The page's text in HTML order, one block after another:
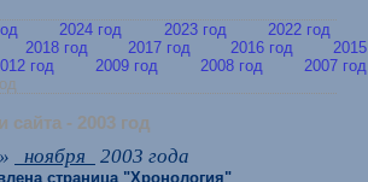
2024 год 2023 год
2022 год
2018 год 2017 год 2016 год
2015
год 2009 год 2008 год
2007 год
сайта - 2003 год
» ноября 2003 года
страница "Хронология"